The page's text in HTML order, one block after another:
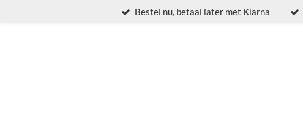
Bestel nu, betaal later met Klarna